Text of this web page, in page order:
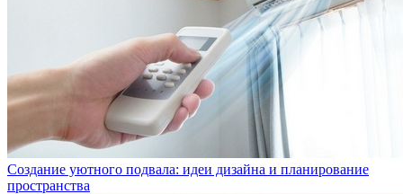
Создание уютного подвала: идеи дизайна и планирование
пространства